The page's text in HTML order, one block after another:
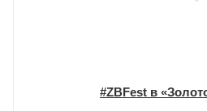
#ZBFest в